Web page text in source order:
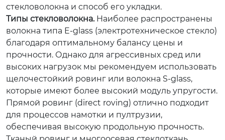
стекловолокна и способ его укладки.
Типы стекловолокна.Наиболее распространены
волокна типа E-glass (электротехническое стекло)
благодаря оптимальному балансу цены и
прочности. Однако для агрессивных сред или
высоких нагрузок мы рекомендуем использовать
щелочестойкий ровинг или волокна S-glass,
которые имеют более высокий модуль упругости.
Прямой ровинг (direct roving) отлично подходит
для процессов намотки и пултрузии,
обеспечивая высокую продольную прочность.